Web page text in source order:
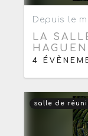
Depuis le
LA
4
salle de